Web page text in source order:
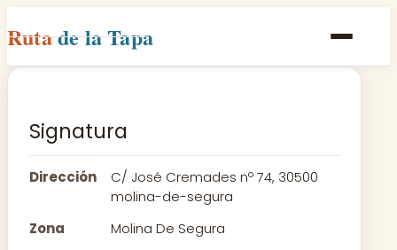
Rutade la Tapa
Inicio
Rutas
Contacto
Signatura
Dirección
C/ José Cremades nº 74, 30500
molina-de-segura
Zona
Molina De Segura